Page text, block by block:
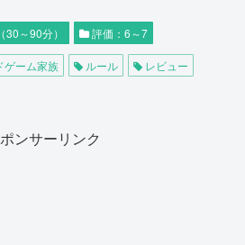
～90分） 評価：6～7
ゲーム家族 ルール
レビュー
ンサーリンク